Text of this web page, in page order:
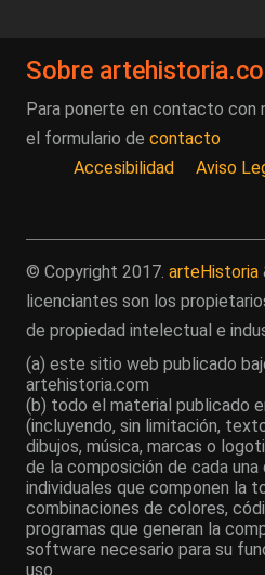
Sobre
Para ponerte en contacto con
el formulario de contacto
Accesibilidad
Aviso
© Copyright 2017. arteHistoria
licenciantes son los
de propiedad intelectual e
(a) este sitio web publicado
artehistoria.com
(b) todo el material publicado
(incluyendo, sin limitación,
dibujos, música, marcas o
de la composición de cada una
individuales que componen la
combinaciones de colores,
programas que generan la
software necesario para su
uso